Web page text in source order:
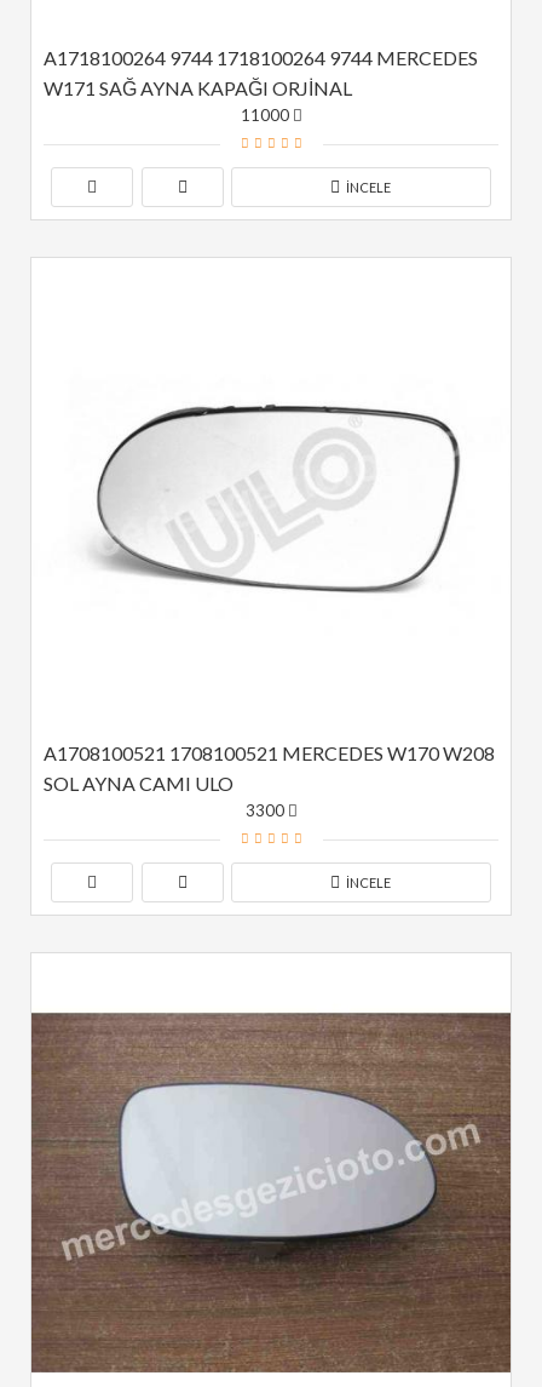
A1718100264 9744 1718100264 9744 MERCEDES
W171 SAĞ AYNA KAPAĞI ORJİNAL
11000
İNCELE
A1708100521 1708100521 MERCEDES W170 W208
SOL AYNA CAMI ULO
3300
İNCELE